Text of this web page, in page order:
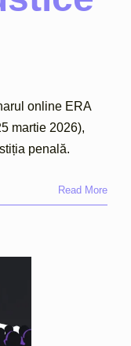
online ERA
martie 2026),
penală.
Read More